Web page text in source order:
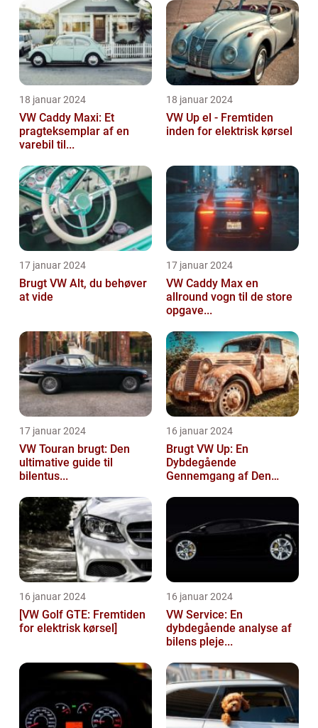
18 januar 2024
VW Caddy Maxi: Et
pragteksemplar af en
varebil til...
18 januar 2024
VW Up el - Fremtiden
inden for elektrisk kørsel
17 januar 2024
Brugt VW Alt, du behøver
at vide
17 januar 2024
VW Caddy Max en
allround vogn til de store
opgave...
17 januar 2024
VW Touran brugt: Den
ultimative guide til
bilentus...
16 januar 2024
Brugt VW Up: En
Dybdegående
Gennemgang af Den
16 januar 2024
[VW Golf GTE: Fremtiden
for elektrisk kørsel]
16 januar 2024
VW Service: En
dybdegående analyse af
bilens pleje...